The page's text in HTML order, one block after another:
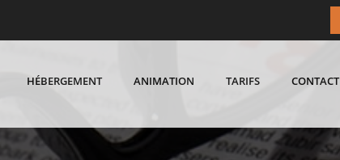
HÉBERGEMENT ANIMATION TARIFS CONTACT